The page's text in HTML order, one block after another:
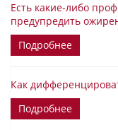
Есть какие-либо
предупредить
Подробнее
Как
Подробнее